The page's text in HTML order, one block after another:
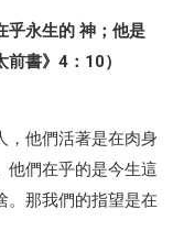
乎永生的 神；他是
書》4：10）
，他們活著是在肉身
他們在乎的是今生這
。那我們的指望是在